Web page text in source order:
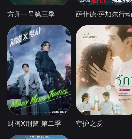
方舟一号第三季 萨菲德·萨加尔行动
财阀X刑警 第二季 守护之爱